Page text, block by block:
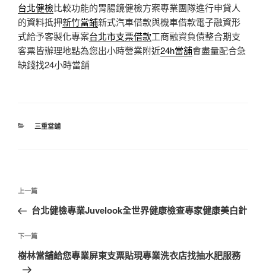
台北健檢比較功能的胃腸鏡健檢方案專業團隊進行申貸人
的資料抵押新竹當鋪新式汽車借款與機車借款電子融資形
式給予客製化專案台北市支票借款工商融資負債整合期支
客票皆辦理地點為您出小時營業附近24h當舖會盡量配合急
缺錢找24小時當舖
分
三重當舖
文
導
覽
上
一
文
章
上一篇
台北健檢專業Juvelook全世界健康檢查專家健康美白針
下
一
篇
下一篇
樹林當舖給您專業屏東支票貼現專業洗衣店找抽水肥服務